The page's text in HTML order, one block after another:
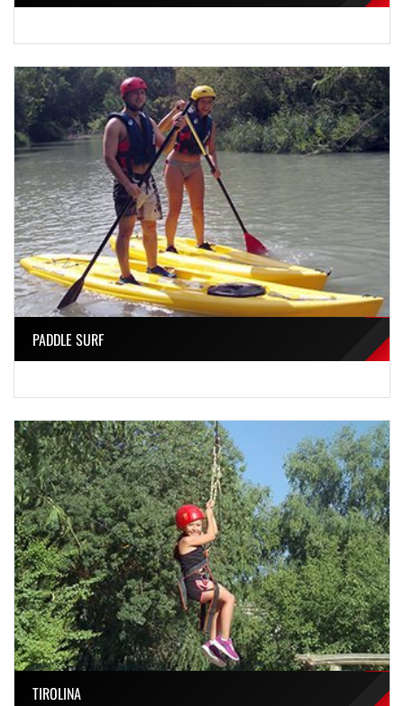
PADDLE SURF
TIROLINA